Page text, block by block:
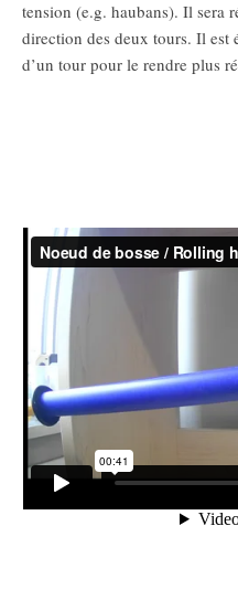
tension (e.g. haubans). Il sera
direction des deux tours. Il est
d’un tour pour le rendre plus